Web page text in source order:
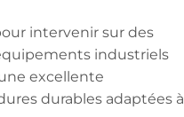
intervenir sur des
industriels
excellente
durables adaptées à